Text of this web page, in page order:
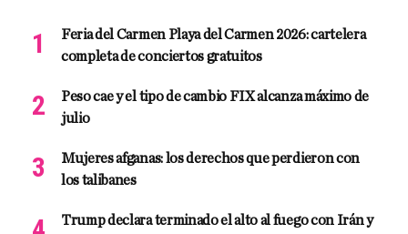
Feria del Carmen Playa del Carmen 2026: cartelera
completa de conciertos gratuitos
Peso cae y el tipo de cambio FIX alcanza máximo de
julio
Mujeres afganas: los derechos que perdieron con
los talibanes
Trump declara terminado el alto al fuego con Irán y